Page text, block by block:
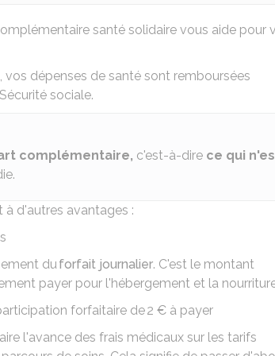
santé solidaire vous aide pour
dépenses de santé sont remboursées
sociale.
complémentaire, c'est-à-dire ce qui
à d'autres avantages :
duforfait journalier. C'est le montant
payer pour l'hébergement et la
forfaitaire de2 € à payer
l'avance des frais médicaux sur les tarifs